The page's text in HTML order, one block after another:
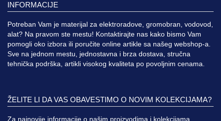
INFORMACIJE
Potreban Vam je materijal za elektroradove, gromobran, vodovod,
alat? Na pravom ste mestu! Kontaktirajte nas kako bismo Vam
pomogli oko izbora ili poručite online artikle sa našeg webshop-a.
Sve na jednom mestu, jednostavna i brza dostava, stručna
tehnička podrška, artikli visokog kvaliteta po povoljnim cenama.
ŽELITE LI DA VAS OBAVESTIMO O NOVIM KOLEKCIJAMA?
Za najnovije informacije o našim proizvodima i kolekcijama